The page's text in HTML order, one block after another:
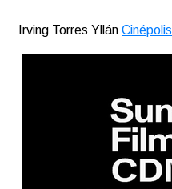
Irving Torres Yllán Cinépolis